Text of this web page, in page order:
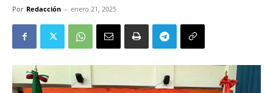
Por Redacción - enero 21, 2025